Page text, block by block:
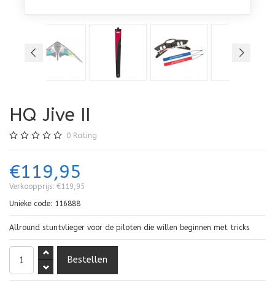
HQ Jive II
0 Rating
€119,95
Verkoopprijs: €119,95
Unieke code: 116888
Allround stuntvlieger voor de piloten die willen beginnen met tricks